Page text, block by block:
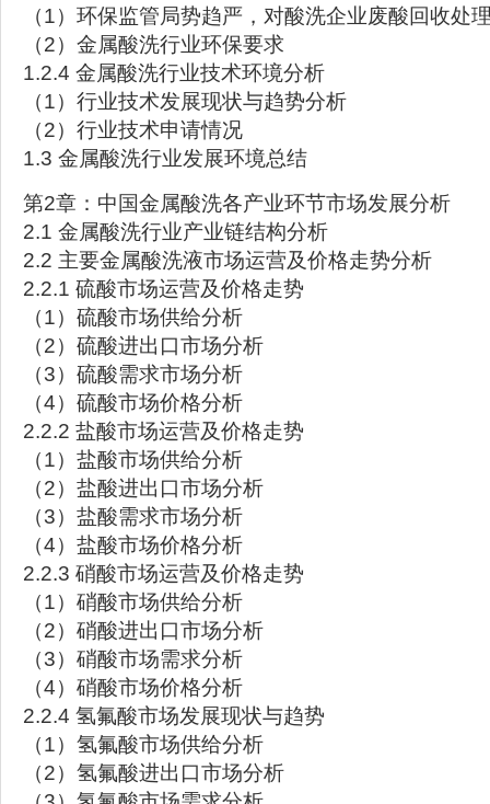
（1）环保监管局势趋严，对酸洗企业废酸回收处
（2）金属酸洗行业环保要求
1.2.4 金属酸洗行业技术环境分析
（1）行业技术发展现状与趋势分析
（2）行业技术申请情况
1.3 金属酸洗行业发展环境总结
第2章：中国金属酸洗各产业环节市场发展分析
2.1 金属酸洗行业产业链结构分析
2.2 主要金属酸洗液市场运营及价格走势分析
2.2.1 硫酸市场运营及价格走势
（1）硫酸市场供给分析
（2）硫酸进出口市场分析
（3）硫酸需求市场分析
（4）硫酸市场价格分析
2.2.2 盐酸市场运营及价格走势
（1）盐酸市场供给分析
（2）盐酸进出口市场分析
（3）盐酸需求市场分析
（4）盐酸市场价格分析
2.2.3 硝酸市场运营及价格走势
（1）硝酸市场供给分析
（2）硝酸进出口市场分析
（3）硝酸市场需求分析
（4）硝酸市场价格分析
2.2.4 氢氟酸市场发展现状与趋势
（1）氢氟酸市场供给分析
（2）氢氟酸进出口市场分析